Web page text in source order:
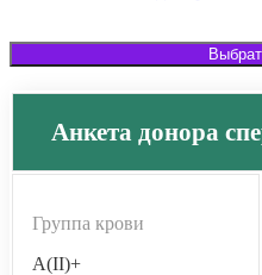
Анкета донора
Группа крови
A(II)+